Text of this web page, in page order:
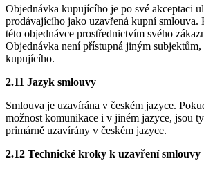
Objednávka kupujícího je po své akceptaci
prodávajícího jako uzavřená kupní
této objednávce prostřednictvím svého
Objednávka není přístupná jiným
kupujícího.
2.11 Jazyk smlouvy
Smlouva je uzavírána v českém jazyce.
možnost komunikace i v jiném jazyce, jsou
primárně uzavírány v českém jazyce.
2.12 Technické kroky k uzavření smlouvy